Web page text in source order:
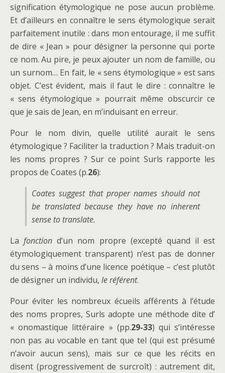
signification étymologique ne pose aucun problème.
Et d’ailleurs en connaître le sens étymologique serait
parfaitement inutile : dans mon entourage, il me suffit
de dire « Jean » pour désigner la personne qui porte
ce nom. Au pire, je peux ajouter un nom de famille, ou
un surnom… En fait, le « sens étymologique » est sans
objet. C’est évident, mais il faut le dire : connaître le
« sens étymologique » pourrait même obscurcir ce
que je sais de Jean, en m’induisant en erreur.
Pour le nom divin, quelle utilité aurait le sens
étymologique ? Faciliter la traduction ? Mais traduit-on
les noms propres ? Sur ce point Surls rapporte les
propos de Coates (p.26):
Coates suggest that proper names should not
be translated because they have no inherent
sense to translate.
Lafonction d’un nom propre (excepté quand il est
étymologiquement transparent) n’est pas de donner
du sens – à moins d’une licence poétique – c’est plutôt
de désigner un individu, le référent.
Pour éviter les nombreux écueils afférents à l’étude
des noms propres, Surls adopte une méthode dite d’
« onomastique littéraire » (pp.29-33) qui s’intéresse
non pas au vocable en tant que tel (qui est présumé
n’avoir aucun sens), mais sur ce que les récits en
disent (progressivement de surcroît) : autrement dit,